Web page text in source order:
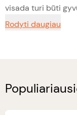
visada turi būti
Rodyti daugiau